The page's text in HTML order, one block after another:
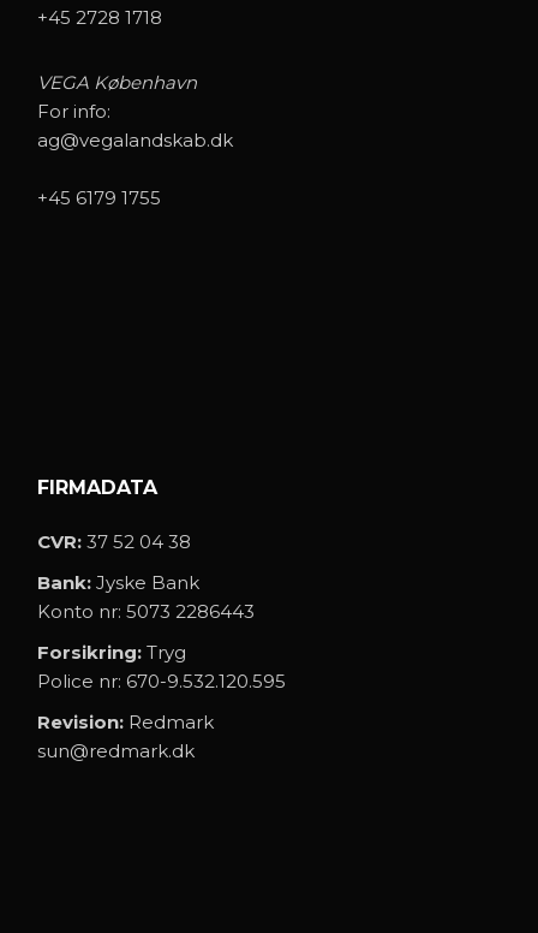
+45 2728 1718
VEGA København
For info:
ag@vegalandskab.dk
+45 6179 1755
FIRMADATA
CVR: 37 52 04 38
Bank: Jyske Bank
Konto nr: 5073 2286443
Forsikring: Tryg
Police nr: 670-9.532.120.595
Revision: Redmark
sun@redmark.dk